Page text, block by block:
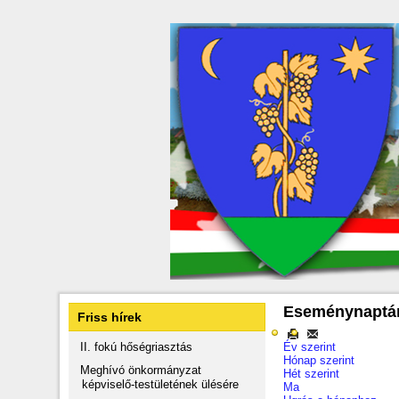
Friss hírek
II. fokú hőségriasztás
Meghívó önkormányzat
képviselő-testületének ülésére
Év szerint
Hónap szerint
Hét szerint
Ma